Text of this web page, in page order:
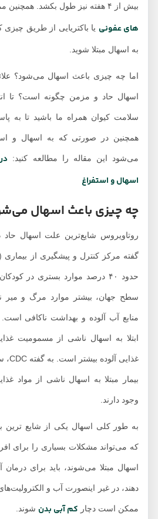
بیش از ۴ هفته نیز طول بکشد. همچنین ممکن است به دلیل
های عفونییا باکتریایی از طریق چیزی که
به اسهال مبتلا شوید.
اما چه چیزی باعث اسهال می‌شود؟ علائم
اسهال حاد و مزمن چگونه است؟ تا انتهای
سلامت کیوان همراه ما باشید تا به پاسخ
همچنین در صورتی که به اسهال و
می‌شود این مقاله را مطالعه کنید:
اسهال و استفراغ
چه چیزی باعث اسهال می‌شود؟
روتاویروس شایع‌ترین علت اسهال حاد
گفته مرکز کنترل و پیشگیری از بیماری (
سطح جهان، بیشتر موارد مرگ و میر
منابع آب آلوده و بهداشت ناکافی است. در
ابتلا به اسهال ناشی از مسمومیت غذایی
بیمار مبتلا به اسهال ناشی از مواد غذایی
وجود دارند.
به طور کلی اسهال یکی از شایع ترین
که می‌تواند مشکلات بسیاری را برای افرد
اسهال مبتلا می‌شوند، باید برای درمان آن
دهند، در غیر اینصورت آب و الکترولیت‌های
ممکن است دچار کم آبی بدنشوند.